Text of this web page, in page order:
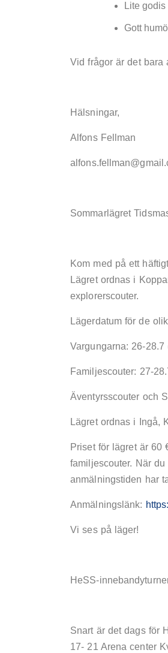
Lite
Gott
Vid frågor är det bara
Hälsningar,
Alfons Fellman
Sommarlägret
Kom med på ett
Lägret ordnas i
explorerscouter.
Lägerdatum för de
Vargungarna: 26-28.7
Familjescouter: 27-
Äventyrsscouter och
Lägret ordnas i Ingå,
Priset för lägret är 60
familjescouter. När
anmälningstiden har
Anmälningslänk:
Vi ses på läger!
HeSS-
Snart är det dags för
17- 21 Arena center